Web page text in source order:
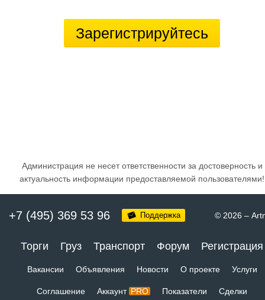
Зарегистрируйтесь
Администрация не несет ответственности за достоверность и
актуальность информации предоставляемой пользователями!
+7 (495) 369 53 96 Поддержка © 2026 –
Торги Груз Транспорт Форум Регистрация
Вакансии Объявления Новости О проекте Услуги
Соглашение Аккаунт PRO Показатели Сделки